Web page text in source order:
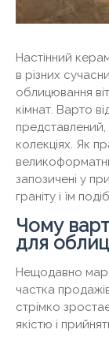
Настінний
в різних
облицювання
кімнат. Варто
представлений,
колекціях. Як
запозичені у
граніту і їм
Чому
для
Нещодавно
частка
стрімко
якістю і